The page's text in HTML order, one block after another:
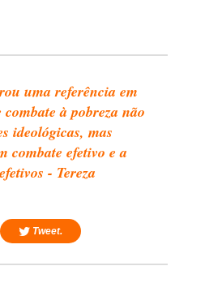
uma referência em
à pobreza não
ideológicas, mas
combate efetivo e a
- Tereza
Tweet.